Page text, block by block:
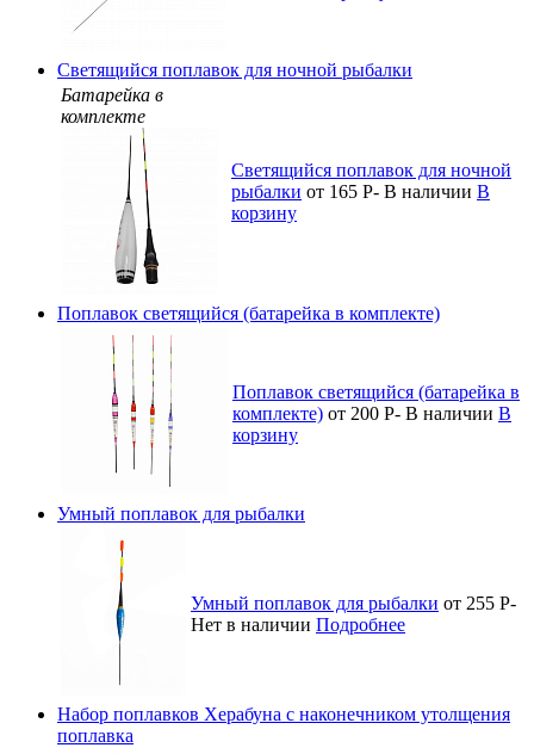
Светящийся поплавок для ночной рыбалки
Батарейка в
комплекте
Светящийся поплавок для ночной
рыбалки от 165 Р- В наличии В
корзину
Поплавок светящийся (батарейка в комплекте)
Поплавок светящийся (батарейка в
комплекте) от 200 Р- В наличии В
корзину
Умный поплавок для рыбалки
Умный поплавок для рыбалки от 255 Р-
Нет в наличии Подробнее
Набор поплавков Херабуна с наконечником утолщения
поплавка